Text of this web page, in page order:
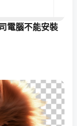
電腦不能安裝